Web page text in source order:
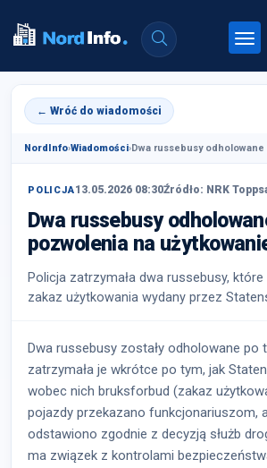
← Wróć do wiadomości
NordInfo›Wiadomości›Dwa russebusy
POLICJA13.05.2026 08:30Źródło: NRK
Dwa russebusy
pozwolenia na
Policja zatrzymała dwa russebusy, które
zakaz użytkowania wydany przez
Dwa russebusy zostały odholowane po
zatrzymała je wkrótce po tym, jak
wobec nich bruksforbud (zakaz
pojazdy przekazano funkcjonariuszom,
odstawiono zgodnie z decyzją służb
ma związek z kontrolami